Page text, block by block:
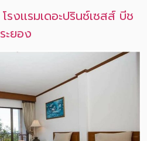
โรงเเรมเดอะปรินซ์เซสส์ บีช
ระยอง